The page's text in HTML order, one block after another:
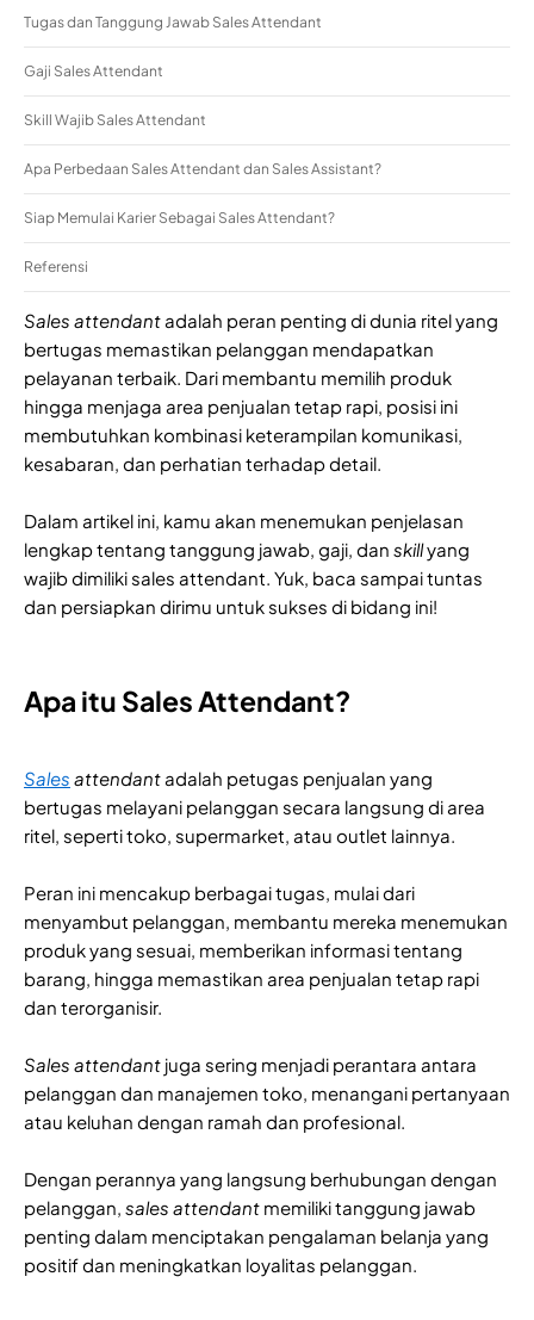
Tugas dan Tanggung Jawab Sales Attendant
Gaji Sales Attendant
Skill Wajib Sales Attendant
Apa Perbedaan Sales Attendant dan Sales Assistant?
Siap Memulai Karier Sebagai Sales Attendant?
Referensi
Sales attendantadalah peran penting di dunia ritel yang
bertugas memastikan pelanggan mendapatkan
pelayanan terbaik. Dari membantu memilih produk
hingga menjaga area penjualan tetap rapi, posisi ini
membutuhkan kombinasi keterampilan komunikasi,
kesabaran, dan perhatian terhadap detail.
Dalam artikel ini, kamu akan menemukan penjelasan
lengkap tentang tanggung jawab, gaji, dan skillyang
wajib dimiliki sales attendant. Yuk, baca sampai tuntas
dan persiapkan dirimu untuk sukses di bidang ini!
Apa itu Sales Attendant?
Sales attendantadalah petugas penjualan yang
bertugas melayani pelanggan secara langsung di area
ritel, seperti toko, supermarket, atau outlet lainnya.
Peran ini mencakup berbagai tugas, mulai dari
menyambut pelanggan, membantu mereka menemukan
produk yang sesuai, memberikan informasi tentang
barang, hingga memastikan area penjualan tetap rapi
dan terorganisir.
Sales attendant juga sering menjadi perantara antara
pelanggan dan manajemen toko, menangani pertanyaan
atau keluhan dengan ramah dan profesional.
Dengan perannya yang langsung berhubungan dengan
pelanggan, sales attendant memiliki tanggung jawab
penting dalam menciptakan pengalaman belanja yang
positif dan meningkatkan loyalitas pelanggan.